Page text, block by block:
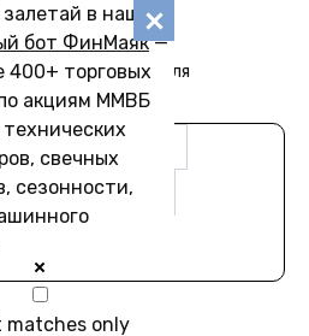
в наш
бот ФинМаяк—
400+ торговых
акциям ММВБ
свечных
сезонности,
Звуковику
Коллекции звуков для
скачивания
matches only